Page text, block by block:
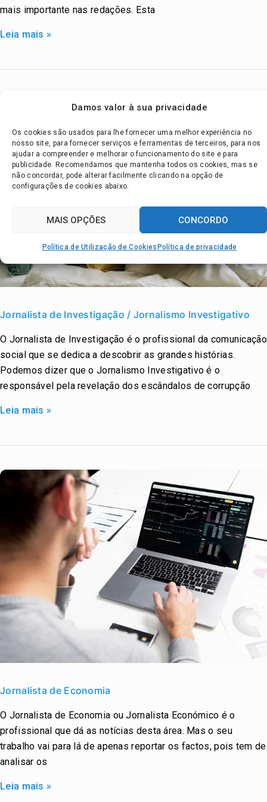
Damos valor à sua privacidade
Os cookies são usados para lhe fornecer uma melhor experiência no
nosso site, para fornecer serviços e ferramentas de terceiros, para nos
ajudar a compreender e melhorar o funcionamento do site e para
publicidade. Recomendamos que mantenha todos os cookies, mas se
não concordar, pode alterar facilmente clicando na opção de
configurações de cookies abaixo.
CONCORDO
MAIS OPÇÕES
Política de Utilização de Cookies Política de privacidade
mais importante nas redações. Esta
Dados
Leia mais »
Jornalista de Investigação / Jornalismo Investigativo
O Jornalista de Investigação é o profissional da comunicação
social que se dedica a descobrir as grandes histórias.
Podemos dizer que o Jornalismo Investigativo é o
responsável pela revelação dos escândalos de corrupção
de
/
Jornalismo
Investigativo
Leia mais »
Jornalista de Economia
O Jornalista de Economia ou Jornalista Económico é o
profissional que dá as notícias desta área. Mas o seu
trabalho vai para lá de apenas reportar os factos, pois tem de
analisar os
de
Leia mais »